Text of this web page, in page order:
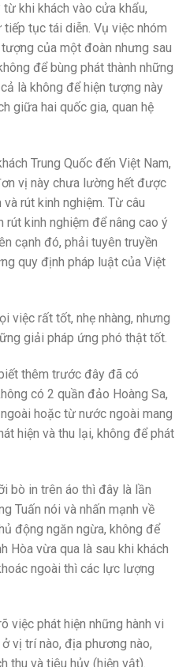
khi khách vào cửa khẩu,
tục tái diễn. Vụ việc nhóm
của một đoàn nhưng sau
để bùng phát thành những
là không để hiện tượng này
giữa hai quốc gia, quan hệ
Trung Quốc đến Việt Nam,
vị này chưa lường hết được
rút kinh nghiệm. Từ câu
rút kinh nghiệm để nâng cao ý
cạnh đó, phải tuyên truyền
quy định pháp luật của Việt
việc rất tốt, nhẹ nhàng, nhưng
giải pháp ứng phó thật tốt.
thêm trước đây đã có
có 2 quần đảo Hoàng Sa,
hoặc từ nước ngoài mang
hiện và thu lại, không để phát
bò in trên áo thì đây là lần
Tuấn nói và nhấn mạnh về
động ngăn ngừa, không để
Hòa vừa qua là sau khi khách
ngoài thì các lực lượng
việc phát hiện những hành vi
vị trí nào, địa phương nào,
thu và tiêu hủy (hiện vật).